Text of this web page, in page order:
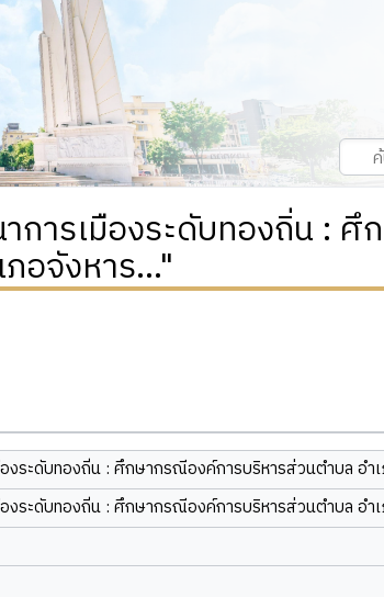
ารเมืองระดับทองถิ่น :
อจังหาร..."
งระดับทองถิ่น : ศึกษากรณีองค์การบริหารส่วนตำบล อำเ
งระดับทองถิ่น : ศึกษากรณีองค์การบริหารส่วนตำบล อำเ